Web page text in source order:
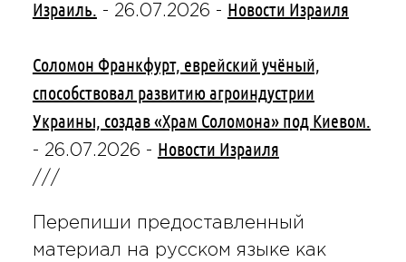
Израиль. - 26.07.2026 - Новости Израиля
Соломон Франкфурт, еврейский учёный,
способствовал развитию агроиндустрии
Украины, создав «Храм Соломона» под Киевом.
- 26.07.2026 - Новости Израиля
///
Перепиши предоставленный
материал на русском языке как